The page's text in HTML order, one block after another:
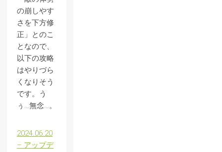
の崩しやす
さを下方修
正」とのこ
となので、
以下の攻略
はやりづら
くなりそう
です。う
ぅ…無念…。
2024.06.20
– アップデ